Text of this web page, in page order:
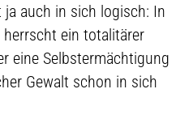
auch in sich logisch: In
ein totalitärer
eine Selbstermächtigung
Gewalt schon in sich